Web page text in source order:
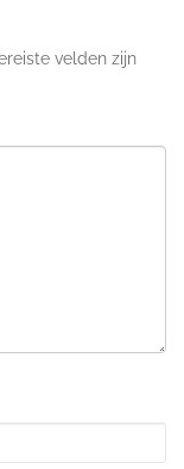
velden zijn